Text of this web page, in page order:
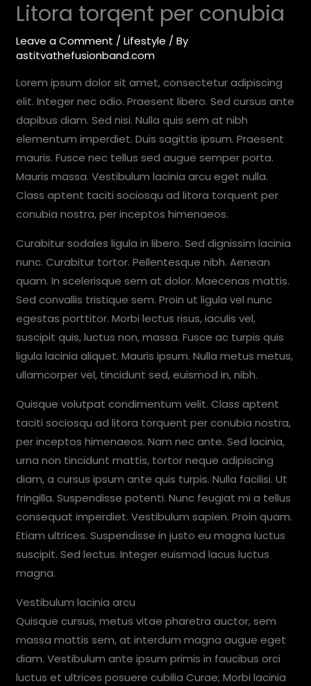
Litora torqent per conubia
Leave a Comment /Lifestyle / By
astitvathefusionband.com
Lorem ipsum dolor sit amet, consectetur adipiscing
elit. Integer nec odio. Praesent libero. Sed cursus ante
dapibus diam. Sed nisi. Nulla quis sem at nibh
elementum imperdiet. Duis sagittis ipsum. Praesent
mauris. Fusce nec tellus sed augue semper porta.
Mauris massa. Vestibulum lacinia arcu eget nulla.
Class aptent taciti sociosqu ad litora torquent per
conubia nostra, per inceptos himenaeos.
Curabitur sodales ligula in libero. Sed dignissim lacinia
nunc. Curabitur tortor. Pellentesque nibh. Aenean
quam. In scelerisque sem at dolor. Maecenas mattis.
Sed convallis tristique sem. Proin ut ligula vel nunc
egestas porttitor. Morbi lectus risus, iaculis vel,
suscipit quis, luctus non, massa. Fusce ac turpis quis
ligula lacinia aliquet. Mauris ipsum. Nulla metus metus,
ullamcorper vel, tincidunt sed, euismod in, nibh.
Quisque volutpat condimentum velit. Class aptent
taciti sociosqu ad litora torquent per conubia nostra,
per inceptos himenaeos. Nam nec ante. Sed lacinia,
urna non tincidunt mattis, tortor neque adipiscing
diam, a cursus ipsum ante quis turpis. Nulla facilisi. Ut
fringilla. Suspendisse potenti. Nunc feugiat mi a tellus
consequat imperdiet. Vestibulum sapien. Proin quam.
Etiam ultrices. Suspendisse in justo eu magna luctus
suscipit. Sed lectus. Integer euismod lacus luctus
magna.
Vestibulum lacinia arcu
Quisque cursus, metus vitae pharetra auctor, sem
massa mattis sem, at interdum magna augue eget
diam. Vestibulum ante ipsum primis in faucibus orci
luctus et ultrices posuere cubilia Curae; Morbi lacinia